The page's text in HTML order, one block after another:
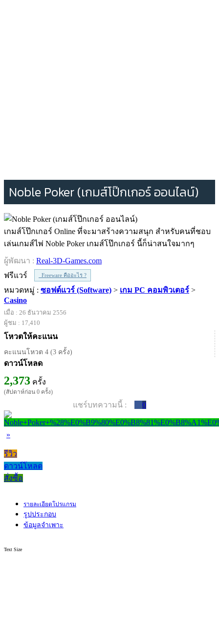
Noble Poker (เกมส์โป๊กเกอร์ ออนไลน์)
เกมส์โป๊กเกอร์ Online ที่จะมาสร้างความสนุก สำหรับคนที่ชอบ
เล่นเกมส์ไพ่ Noble Poker เกมส์โป๊กเกอร์ นี้ก็น่าสนใจมากๆ
ผู้พัฒนา : Real-3D-Games.com
ฟรีแวร์
Freeware คืออะไร ?
หมวดหมู่ : ซอฟต์แวร์ (Software) > เกม PC คอมพิวเตอร์ >
Casino
เมื่อ : 26 ธันวาคม 2556
ผู้ชม : 17,410
โหวตให้คะแนน
คะแนนโหวต 4 (3 ครั้ง)
ดาวน์โหลด
2,373 ครั้ง
(สัปดาห์ก่อน 0 ครั้ง)
แชร์บทความนี้ : 0
»
รีวิว
ดาวน์โหลด
สั่งซื้อ
รายละเอียดโปรแกรม
รูปประกอบ
ข้อมูลจำเพาะ
Text Size